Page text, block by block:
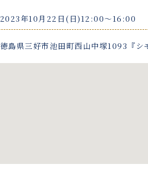
2023年10月22日(日)12:00〜16:00
徳島県三好市池田町西山中塚1093『シ